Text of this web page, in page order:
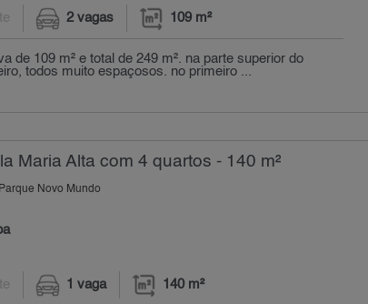
2 vagas 109 m²
de 109 m² e total de 249 m². na parte superior do
todos muito espaçosos. no primeiro ...
Maria Alta com 4 quartos - 140 m²
Novo Mundo
1 vaga 140 m²